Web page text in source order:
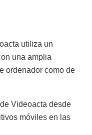
utiliza un
una amplia
ordenador como de
Videoacta desde
móviles en las